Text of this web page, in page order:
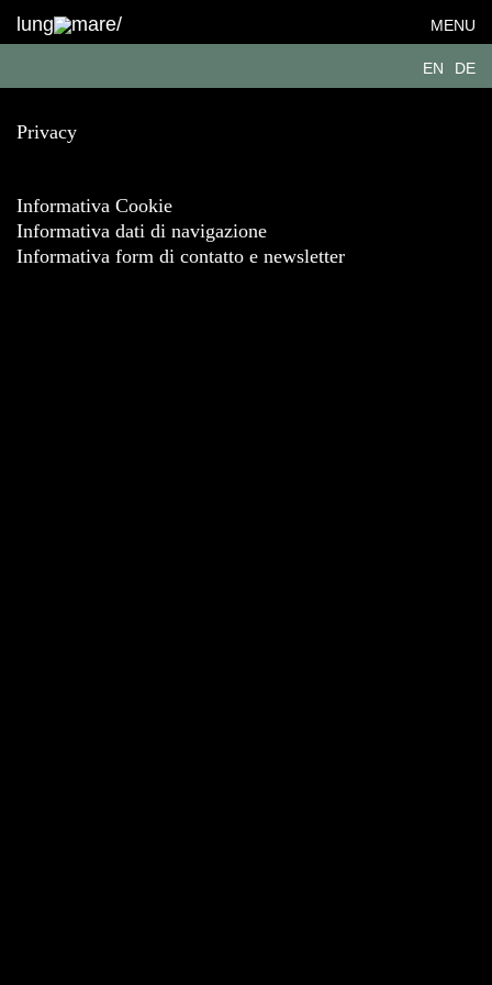
lung mare/ MENU
EN DE
Privacy
Informativa Cookie
Informativa dati di navigazione
Informativa form di contatto e newsletter